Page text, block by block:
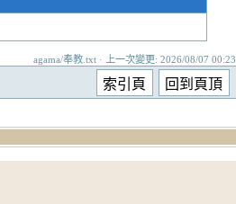
agama/奉教.txt · 上一次變更: 2026/08/07 00:23